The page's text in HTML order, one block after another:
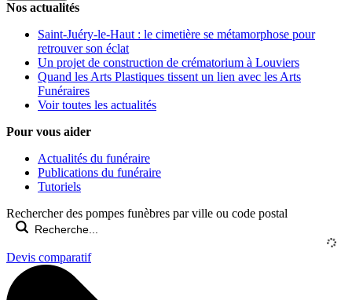
Nos actualités
Saint-Juéry-le-Haut : le cimetière se métamorphose pour
retrouver son éclat
Un projet de construction de crématorium à Louviers
Quand les Arts Plastiques tissent un lien avec les Arts
Funéraires
Voir toutes les actualités
Pour vous aider
Actualités du funéraire
Publications du funéraire
Tutoriels
Rechercher des pompes funèbres par ville ou code postal
Devis comparatif